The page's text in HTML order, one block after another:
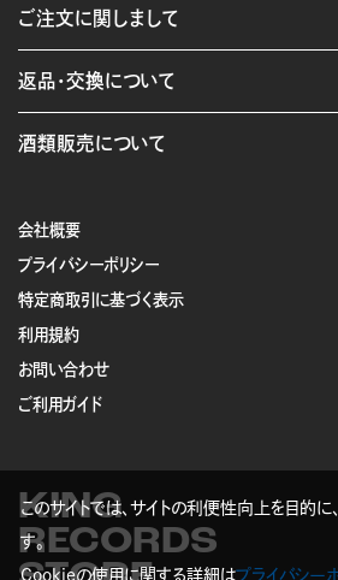
会社概要
プライバシーポリシー
特定商取引に基づく表示
利用規約
お問い合わせ
ご利用ガイド
KING
RECORDS
ご注文に関しまして
返品・交換について
酒類販売について
このサイトでは、サイトの利便性向上を目的
す。
Cookieの使用に関する詳細はプライバシー